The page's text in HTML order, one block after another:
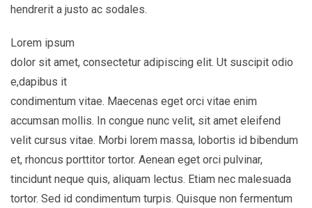
hendrerit a justo ac sodales.
Lorem ipsum
dolor sit amet, consectetur adipiscing elit. Ut suscipit odio
e,dapibus it
condimentum vitae. Maecenas eget orci vitae enim
accumsan mollis. In congue nunc velit, sit amet eleifend
velit cursus vitae. Morbi lorem massa, lobortis id bibendum
et, rhoncus porttitor tortor. Aenean eget orci pulvinar,
tincidunt neque quis, aliquam lectus. Etiam nec malesuada
tortor. Sed id condimentum turpis. Quisque non fermentum